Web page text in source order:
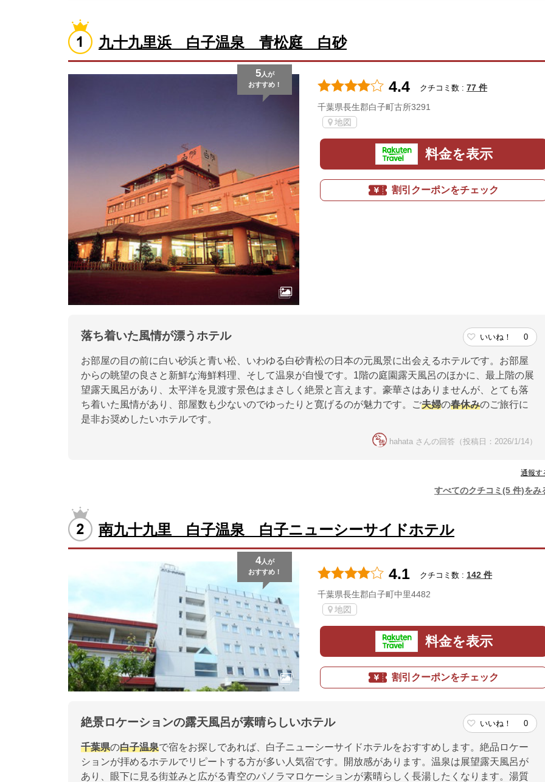
九十九里浜 白子温泉 青松庭 白砂
5人が
おすすめ！
4.4 クチコミ数 : 77 件
千葉県長生郡白子町古所3291
地図
料金を表示
割引クーポンをチェック
落ち着いた風情が漂うホテル いいね！ 0
お部屋の目の前に白い砂浜と青い松、いわゆる白砂青松の日本の元風景に出会えるホテルです。お部屋
からの眺望の良さと新鮮な海鮮料理、そして温泉が自慢です。1階の庭園露天風呂のほかに、最上階の展
望露天風呂があり、太平洋を見渡す景色はまさしく絶景と言えます。豪華さはありませんが、とても落
ち着いた風情があり、部屋数も少ないのでゆったりと寛げるのが魅力です。ご夫婦の春休みのご旅行に
是非お奨めしたいホテルです。
hahata さんの回答（投稿日：2026/1/14）
通報す
すべてのクチコミ(5 件)をみ
南九十九里 白子温泉 白子ニューシーサイドホテル
4人が
おすすめ！
4.1 クチコミ数 : 142 件
千葉県長生郡白子町中里4482
地図
料金を表示
割引クーポンをチェック
絶景ロケーションの露天風呂が素晴らしいホテル いいね！ 0
千葉県の白子温泉で宿をお探しであれば、白子ニューシーサイドホテルをおすすめします。絶品ロケー
ションが拝めるホテルでリピートする方が多い人気宿です。開放感があります。温泉は展望露天風呂が
あり、眼下に見る街並みと広がる青空のパノラマロケーションが素晴らしく長湯したくなります。湯質